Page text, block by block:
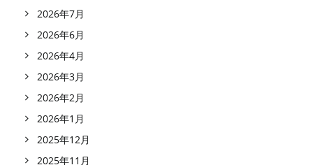
2026年7月
2026年6月
2026年4月
2026年3月
2026年2月
2026年1月
2025年12月
2025年11月